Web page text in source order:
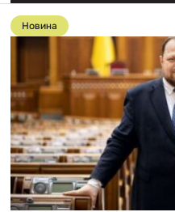
Перейти
до
публікації
Стефанчук
прокоментував
голосування
за
оновлений
законопроєкт
Цивільного
кодексу
Новина